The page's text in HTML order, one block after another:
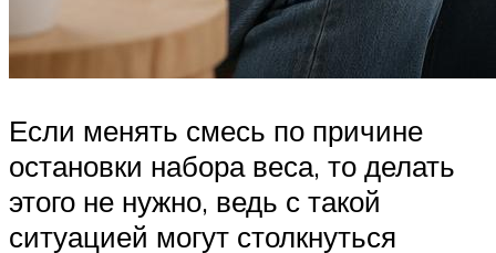
Если менять смесь по причине
остановки набора веса, то делать
этого не нужно, ведь с такой
ситуацией могут столкнуться